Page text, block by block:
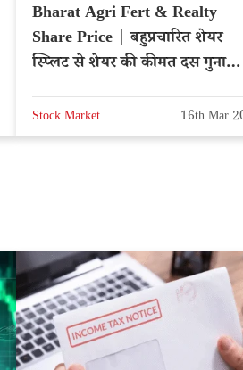
Bharat Agri Fert & Realty
Share Price | बहुप्रचारित शेयर
स्प्लिट से शेयर की कीमत दस गुना
Stock Market 16th Mar